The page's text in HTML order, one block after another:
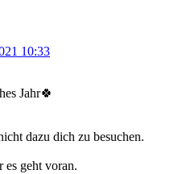
10:33
Jahr🍀
dazu dich zu besuchen.
es geht voran.